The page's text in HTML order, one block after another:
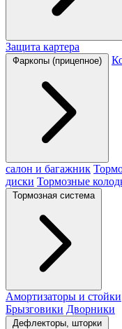
Защита картера
Фаркопы (прицепное)
салон и багажник
диски Тормозные
Тормозная система
Амортизаторы и стойки
Брызговики Дворники
Дефлекторы, шторки